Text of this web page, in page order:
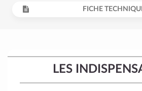
FICHE
LES